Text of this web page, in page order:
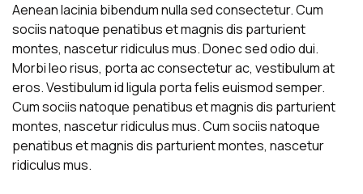
Aenean lacinia bibendum nulla sed consectetur. Cum
sociis natoque penatibus et magnis dis parturient
montes, nascetur ridiculus mus. Donec sed odio dui.
Morbi leo risus, porta ac consectetur ac, vestibulum at
eros. Vestibulum id ligula porta felis euismod semper.
Cum sociis natoque penatibus et magnis dis parturient
montes, nascetur ridiculus mus. Cum sociis natoque
penatibus et magnis dis parturient montes, nascetur
ridiculus mus.